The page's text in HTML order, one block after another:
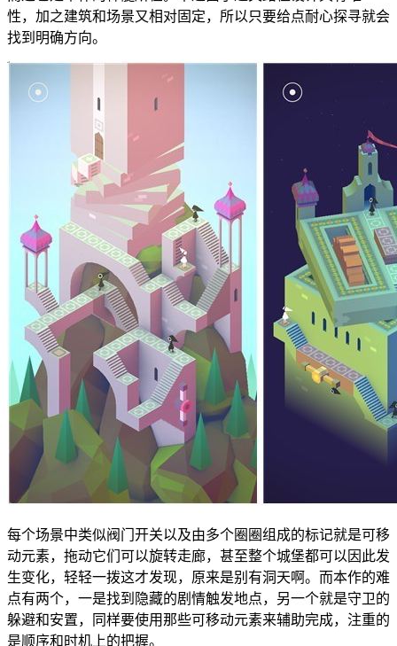
性，加之建筑和场景又相对固定，所以只要给点耐心探寻就会
找到明确方向。
每个场景中类似阀门开关以及由多个圈圈组成的标记就是可移
动元素，拖动它们可以旋转走廊，甚至整个城堡都可以因此发
生变化，轻轻一拨这才发现，原来是别有洞天啊。而本作的难
点有两个，一是找到隐藏的剧情触发地点，另一个就是守卫的
躲避和安置，同样要使用那些可移动元素来辅助完成，注重的
是顺序和时机上的把握。